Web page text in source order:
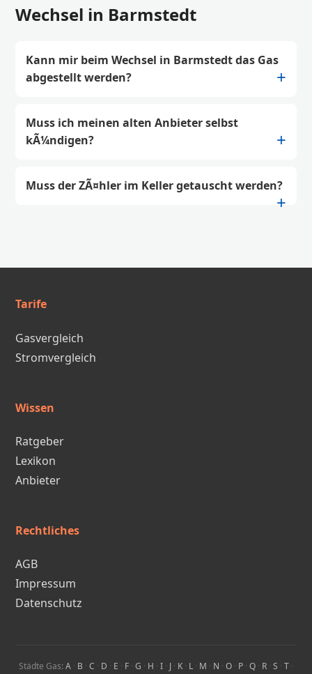
Wechsel in Barmstedt
Kann mir beim Wechsel in Barmstedt das Gas
abgestellt werden?
Muss ich meinen alten Anbieter selbst
kÃ¼ndigen?
Muss der ZÃ¤hler im Keller getauscht werden?
Tarife
Gasvergleich
Stromvergleich
Wissen
Ratgeber
Lexikon
Anbieter
Rechtliches
AGB
Impressum
Datenschutz
Städte Gas: A · B · C · D · E · F · G · H · I · J · K · L · M · N · O · P · Q · R · S · T ·